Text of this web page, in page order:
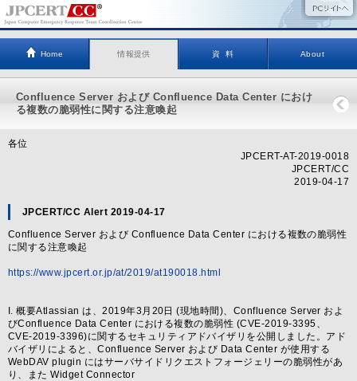
Home 情報提供 資 料 About
Confluence Server および Confluence Data Center におけ
る複数の脆弱性に関する注意喚起
各位
JPCERT-AT-2019-0018
JPCERT/CC
2019-04-17
JPCERT/CC Alert 2019-04-17
Confluence Server および Confluence Data Center における複数の脆弱性
に関する注意喚起
https://www.jpcert.or.jp/at/2019/at190018.html
I. 概要Atlassian は、2019年3月20日 (現地時間)、Confluence Server およ
びConfluence Data Center における複数の脆弱性 (CVE-2019-3395、
CVE-2019-3396)に関するセキュリティアドバイザリを公開しました。アド
バイザリによると、Confluence Server および Data Center が使用する
WebDAV plugin にはサーバサイドリクエストフォージェリーの脆弱性があ
り、また Widget Connector